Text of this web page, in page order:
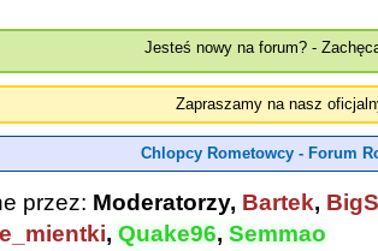
Jesteś nowy na forum? -
Zapraszamy na nasz
Chlopcy Rometowcy - Forum
przez: Moderatorzy, Bartek,
,Quake96,Semmao